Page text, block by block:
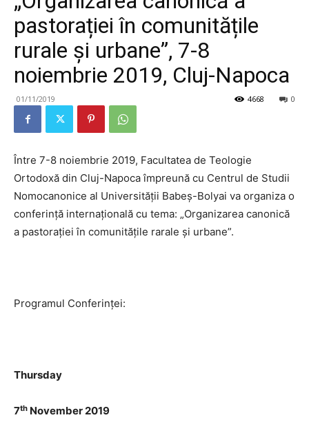
pastorației în comunitățile
rurale și urbane”, 7-8
noiembrie 2019, Cluj-Napoca
01/11/2019 0
4668
Între 7-8 noiembrie 2019, Facultatea de Teologie
Ortodoxă din Cluj-Napoca împreună cu Centrul de Studii
Nomocanonice al Universității Babeș-Bolyai va organiza o
conferință internațională cu tema: „Organizarea canonică
a pastorației în comunitățile rarale și urbane”.
Programul Conferinței:
Thursday
7th November 2019